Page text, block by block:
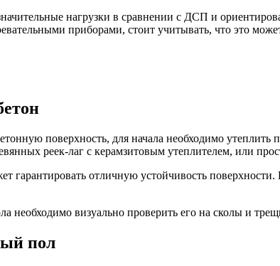
нагрузки в сравнении с ДСП и
приборами, стоит учитывать, что это
поверхность, для начала необходимо
реек-лаг с керамзитовым утеплителем, или
гарантировать отличную устойчивость
необходимо визуально проверить его на сколы и
пол